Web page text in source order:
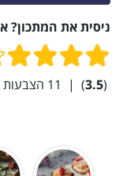
ניסית את המתכון?
(
3.5
)
|
11 הצבעות